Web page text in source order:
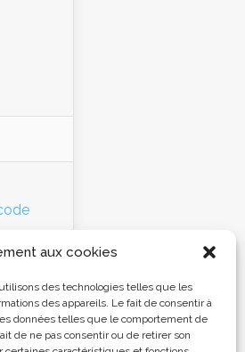
aux cookies
des technologies telles que les
des appareils. Le fait de consentir à
données telles que le comportement de
de ne pas consentir ou de retirer son